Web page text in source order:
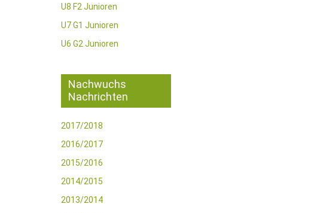
U8 F2 Junioren
U7 G1 Junioren
U6 G2 Junioren
Nachwuchs
Nachrichten
2017/2018
2016/2017
2015/2016
2014/2015
2013/2014